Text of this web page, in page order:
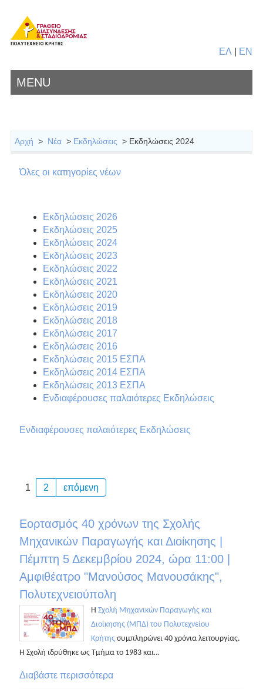
ΕΛ EN
MENU
Αρχή > Νέα> Εκδηλώσεις > Εκδηλώσεις 2024
Όλες οι κατηγορίες νέων
Εκδηλώσεις 2026
Εκδηλώσεις 2025
Εκδηλώσεις 2024
Εκδηλώσεις 2023
Εκδηλώσεις 2022
Εκδηλώσεις 2021
Εκδηλώσεις 2020
Εκδηλώσεις 2019
Εκδηλώσεις 2018
Εκδηλώσεις 2017
Εκδηλώσεις 2016
Εκδηλώσεις 2015 ΕΣΠΑ
Εκδηλώσεις 2014 ΕΣΠΑ
Εκδηλώσεις 2013 ΕΣΠΑ
Ενδιαφέρουσες παλαιότερες Εκδηλώσεις
Ενδιαφέρουσες παλαιότερες Εκδηλώσεις
1 2 επόμενη
Εορτασμός 40 χρόνων της Σχολής
Μηχανικών Παραγωγής και Διοίκησης |
Πέμπτη 5 Δεκεμβρίου 2024, ώρα 11:00 |
Αμφιθέατρο "Μανούσος Μανουσάκης",
Πολυτεχνειούπολη
Η Σχολή Μηχανικών Παραγωγής και
Διοίκησης (ΜΠΔ) του Πολυτεχνείου
Κρήτης συμπληρώνει 40 χρόνια λειτουργίας.
Η Σχολή ιδρύθηκε ως Τμήμα το 1983 και…
Διαβάστε περισσότερα